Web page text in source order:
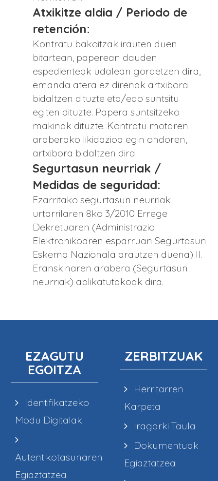
Atxikitze aldia / Periodo de
retención:
Kontratu bakoitzak irauten duen
bitartean, paperean dauden
espedienteak udalean gordetzen dira,
emanda atera ez direnak artxibora
bidaltzen dituzte eta/edo suntsitu
egiten dituzte. Papera suntsitzeko
makinak dituzte. Kontratu motaren
araberako likidazioa egin ondoren,
artxibora bidaltzen dira.
Segurtasun neurriak /
Medidas de seguridad:
Ezarritako segurtasun neurriak
urtarrilaren 8ko 3/2010 Errege
Dekretuaren (Administrazio
Elektronikoaren esparruan Segurtasun
Eskema Nazionala arautzen duena) II.
Eranskinaren arabera (Segurtasun
neurriak) aplikatutakoak dira.
EZAGUTU
EGOITZA
Identifikatzeko
Modu Digitalak
Autentikotasunaren
Egiaztatzea
ZERBITZUAK
Herritarren
Karpeta
Iragarki Taula
Dokumentuak
Egiaztatzea